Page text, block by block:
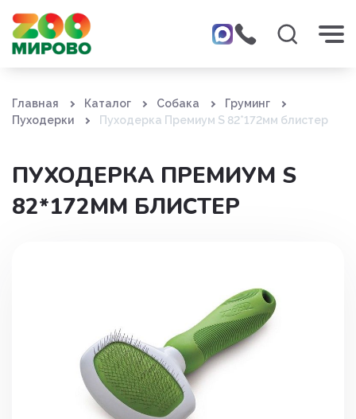
Главная Каталог Собака
Груминг
Пуходерки
Пуходерка Премиум S 82*172мм блистер
ПУХОДЕРКА ПРЕМИУМ S
82*172ММ БЛИСТЕР